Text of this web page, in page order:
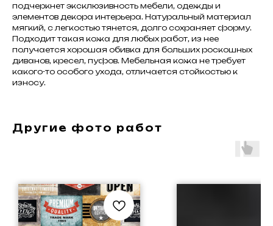
подчеркнет эксклюзивность мебели, одежды и
элементов декора интерьера. Натуральный материал
мягкий, с легкостью тянется, долго сохраняет форму.
Подходит такая кожа для любых работ, из нее
получается хорошая обивка для больших роскошных
диванов, кресел, пуфов. Мебельная кожа не требует
какого-то особого ухода, отличается стойкостью к
износу.
Другие фото работ